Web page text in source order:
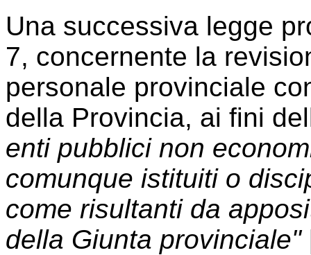
Una successiva legge
7, concernente la
personale provinciale
della Provincia, ai fini
enti pubblici non
comunque istituiti o
come risultanti da
della Giunta provinciale"